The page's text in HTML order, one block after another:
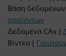
Βάση δεδομένων
προϊόντων
Δεδομένα CAx |
Βίντεο |